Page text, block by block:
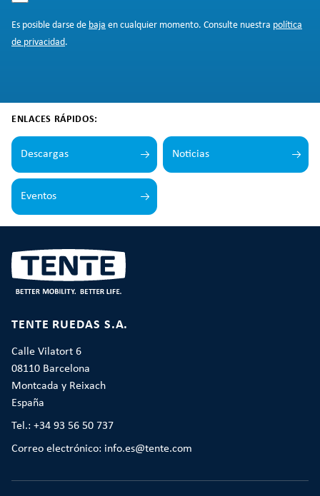
Es posible darse de baja en cualquier momento. Consulte nuestra política
de privacidad.
ENLACES RÁPIDOS:
Descargas Noticias
Eventos
TENTE RUEDAS S.A.
Calle Vilatort 6
08110 Barcelona
Montcada y Reixach
España
Tel.: +34 93 56 50 737
Correo electrónico: info.es@tente.com